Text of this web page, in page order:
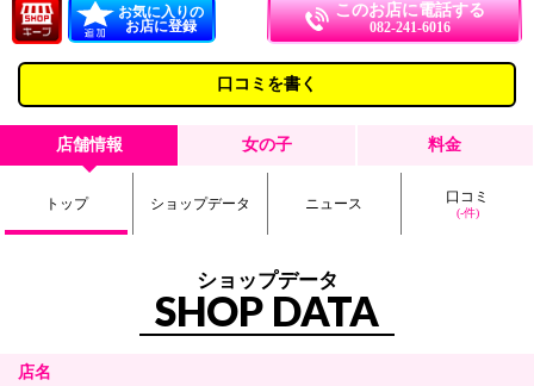
お気に入りの
お店に登録
このお店に電話する
082-241-6016
口コミを書く
店舗情報 女の子 料金
トップ ショップデータ ニュース 口コミ
(-件)
ショップデータ
SHOP DATA
店名